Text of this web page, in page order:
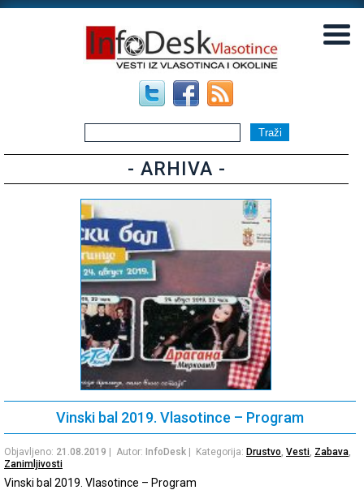
- ARHIVA -
Vinski bal 2019. Vlasotince – Program
Objavljeno: 21.08.2019 | Autor: InfoDesk | Kategorija: Drustvo, Vesti, Zabava,
Zanimljivosti
Vinski bal 2019. Vlasotince – Program